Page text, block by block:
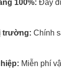
100%: Đầy
trường: Chính
Miễn phí